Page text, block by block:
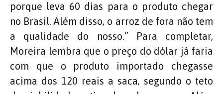
porque leva 60 dias para o produto chegar
no Brasil. Além disso, o arroz de fora não tem
a qualidade do nosso.” Para completar,
Moreira lembra que o preço do dólar já faria
com que o produto importado chegasse
acima dos 120 reais a saca, segundo o teto